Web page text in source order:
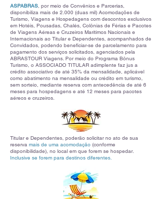
ASPABRAS, por meio de Convênios e Parcerias,
disponibiliza mais de 2.000 (duas mil) Acomodações de
Turismo, Viagens e Hospedagens com descontos exclusivos
em Hotéis, Pousadas, Chalés, Colônias de Férias e Pacotes
de Viagens Aéreas e Cruzeiros Marítimos Nacionais e
Internacionais ao Titular e Dependentes, acompanhados de
Convidados, podendo beneficiar-se de parcelamento para
pagamento dos serviços solicitados, agenciados pela
ABRASTOUR Viagens. Por meio do Programa Bônus
Turismo, o ASSOCIADO TITULAR adimplente faz jus a
crédito associativo de até 35% da mensalidade, aplicável
como abatimento na mensalidade ou crédito em turismo,
sem sorteio, mediante reserva com antecedência de até 6
meses para hospedagens e até 12 meses para pacotes
aéreos e cruzeiros.
Titular e Dependentes, poderão solicitar no ato de sua
reserva mais de uma acomodação (conforme
disponibilidade), no local em que forem se hospedar.
Inclusive se forem para destinos diferentes.